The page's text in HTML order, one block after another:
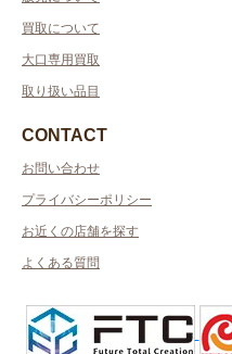
買取について
大口専用買取
取り扱い品目
CONTACT
お問い合わせ
プライバシーポリシー
お近くの店舗を探す
よくある質問